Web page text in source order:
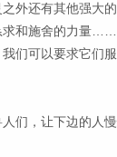
外还有其他强大
和施舍的力量……
们可以要求它们
们，让下边的人